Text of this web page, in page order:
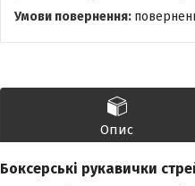
Опис
Боксерські рукавички